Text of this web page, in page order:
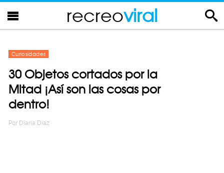
recreoviral
Curiosidades
30 Objetos cortados por la
Mitad ¡Así son las cosas por
dentro!
Por Diana Diaz